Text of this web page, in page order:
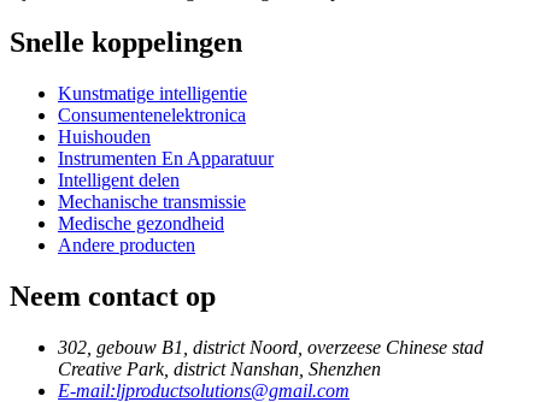
Snelle koppelingen
Kunstmatige intelligentie
Consumentenelektronica
Huishouden
Instrumenten En Apparatuur
Intelligent delen
Mechanische transmissie
Medische gezondheid
Andere producten
Neem contact op
302, gebouw B1, district Noord, overzeese Chinese stad
Creative Park, district Nanshan, Shenzhen
E-mail:ljproductsolutions@gmail.com